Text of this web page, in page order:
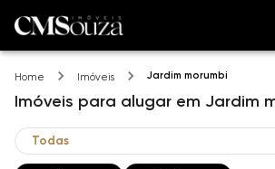
Home Imóveis Jardim morumbi
Imóveis para alugar em Jardim